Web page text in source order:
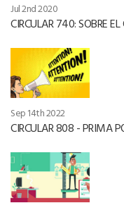
Jul 2nd 2020
CIRCULAR 740: SOBRE
Sep 14th 2022
CIRCULAR 808 - PRIMA